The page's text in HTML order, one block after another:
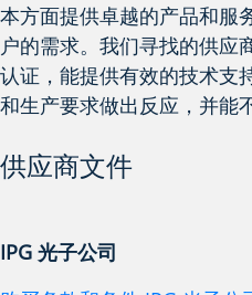
本方面提供卓越的产品和服
户的需求。我们寻找的供应
认证，能提供有效的技术支
和生产要求做出反应，并能
供应商文件
IPG 光子公司